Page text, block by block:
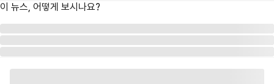
이 뉴스, 어떻게 보시나요?